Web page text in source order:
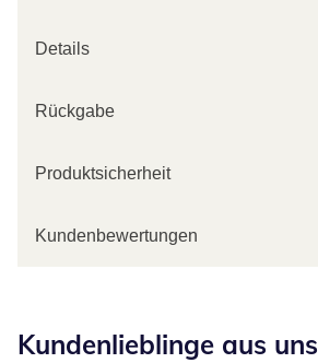
Details
Rückgabe
Produktsicherheit
Kundenbewertungen
Kundenlieblinge aus